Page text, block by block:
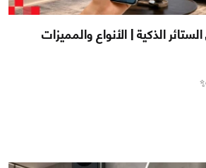
الذكية | الأنواع والمميزات